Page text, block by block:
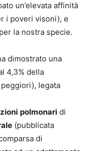
un’elevata affinità
i poveri visoni), e
la nostra specie.
dimostrato una
4,3% della
legata
polmonari di
(pubblicata
di